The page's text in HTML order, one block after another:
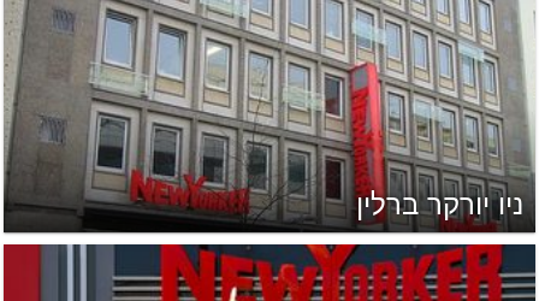
ניו יורקר ברלין